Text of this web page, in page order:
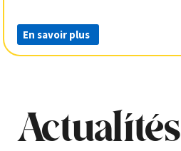
En savoir plus
Actualités